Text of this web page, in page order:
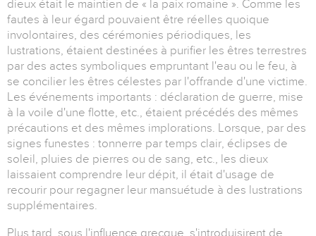
dieux était le maintien de « la paix romaine ». Comme les
fautes à leur égard pouvaient être réelles quoique
involontaires, des cérémonies périodiques, les
lustrations, étaient destinées à purifier les êtres terrestres
par des actes symboliques empruntant l'eau ou le feu, à
se concilier les êtres célestes par l'offrande d'une victime.
Les événements importants : déclaration de guerre, mise
à la voile d'une flotte, etc., étaient précédés des mêmes
précautions et des mêmes implorations. Lorsque, par des
signes funestes : tonnerre par temps clair, éclipses de
soleil, pluies de pierres ou de sang, etc., les dieux
laissaient comprendre leur dépit, il était d'usage de
recourir pour regagner leur mansuétude à des lustrations
supplémentaires.
Plus tard, sous l'influence grecque, s'introduisirent de